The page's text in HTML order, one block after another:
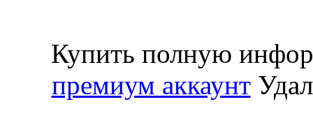
Купить полную
премиум аккаунт